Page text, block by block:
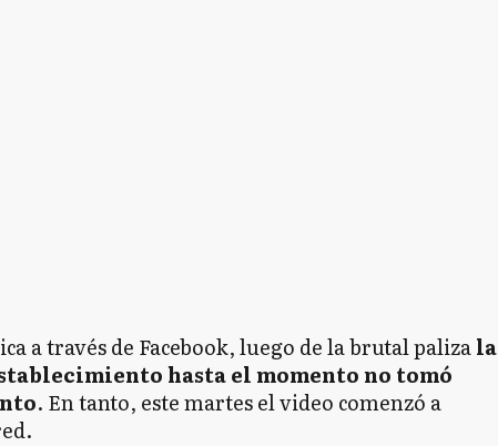
a través de Facebook, luego de la brutal palizala
hasta el momento no tomó
. En tanto, este martes el video comenzó a